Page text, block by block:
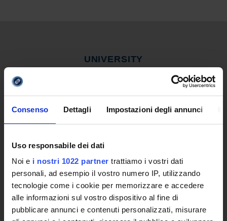
Consenso Dettagli Impostazioni degli annunci
Uso responsabile dei dati
Noi e i nostri 1022 partner trattiamo i vostri dati
personali, ad esempio il vostro numero IP, utilizzando
tecnologie come i cookie per memorizzare e accedere
alle informazioni sul vostro dispositivo al fine di
pubblicare annunci e contenuti personalizzati, misurare
UNIVERSITY
Online University
Establishing Decree
Transparency Policy and Quality Assuranceà
Ricerca
Governing Bodies of eCampus University
Branches
Multimedia Academic Library
Academic Information Systems